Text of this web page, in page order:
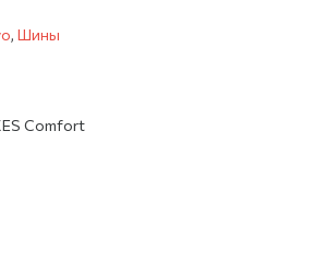
, Шины
Comfort